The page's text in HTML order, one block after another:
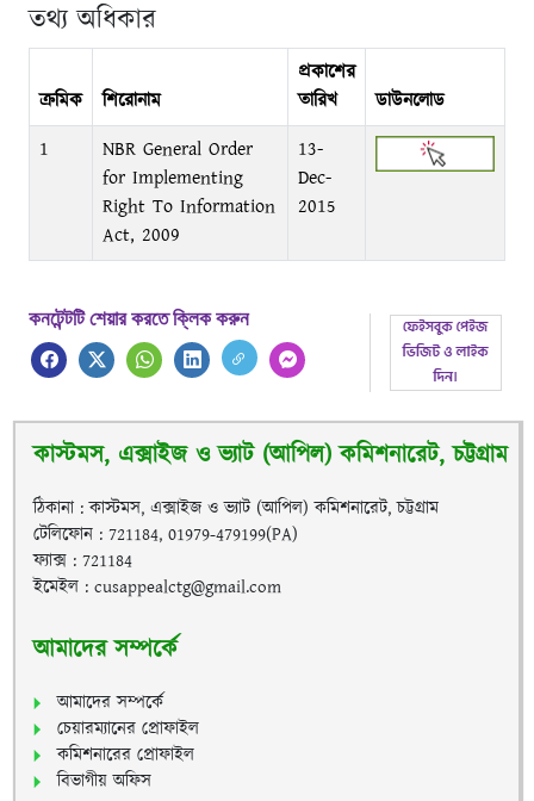
তথ্য অধিকার
ক্রমিক শিরোনাম
প্রকাশের
তারিখ
ডাউনলোড
1
NBR General Order
for Implementing
Right To Information
Act, 2009
13-
Dec-
2015
কনটেন্টটি শেয়ার করতে ক্লিক করুন
কাস্টমস, এক্সাইজ ও ভ্যাট (আপিল) কমিশনারেট, চট্টগ্রাম
ঠিকানা : কাস্টমস, এক্সাইজ ও ভ্যাট (আপিল) কমিশনারেট, চট্টগ্রাম
টেলিফোন : 721184, 01979-479199(PA)
ফ্যাক্স : 721184
ইমেইল : cusappealctg@gmail.com
আমাদের সম্পর্কে
আমাদের সম্পর্কে
চেয়ারম্যানের প্রোফাইল
কমিশনারের প্রোফাইল
বিভাগীয় অফিস